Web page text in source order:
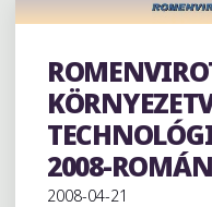
Exhibition
2008-
2008-04-21